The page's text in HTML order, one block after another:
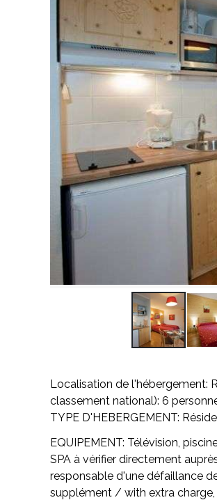
Localisation de l'hébergement:
classement national): 6
TYPE D'HEBERGEMENT:
EQUIPEMENT: Télévision,
SPA à vérifier directement
responsable d'une défaillance
supplément / with extra charge,